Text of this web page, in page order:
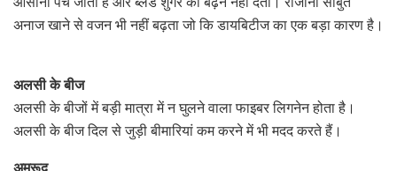
अनाज खाने से वजन भी नहीं बढ़ता जो कि डायबिटीज का एक बड़ा कारण है।
अलसी के बीज
अलसी के बीजों में बड़ी मात्रा में न घुलने वाला फाइबर लिगनेन होता है।
अलसी के बीज दिल से जुड़ी बीमारियां कम करने में भी मदद करते हैं।
अमरूद